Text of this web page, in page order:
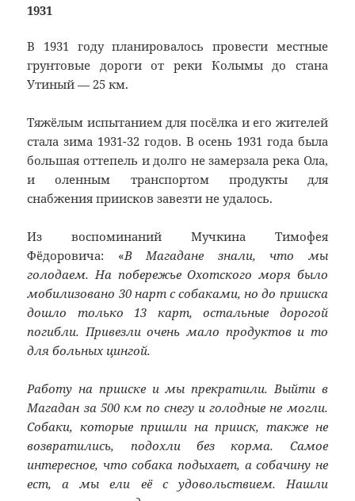
1931
В 1931 году планировалось провести местные
грунтовые дороги от реки Колымы до стана
Утиный — 25 км.
Тяжёлым испытанием для посёлка и его жителей
стала зима 1931-32 годов. В осень 1931 года была
большая оттепель и долго не замерзала река Ола,
и оленным транспортом продукты для
снабжения приисков завезти не удалось.
Из воспоминаний Мучкина Тимофея
Фёдоровича: «В Магадане знали, что мы
голодаем. На побережье Охотского моря было
мобилизовано 30 нарт с собаками, но до прииска
дошло только 13 карт, остальные дорогой
погибли. Привезли очень мало продуктов и то
для больных цингой.
Работу на прииске и мы прекратили. Выйти в
Магадан за 500 км по снегу и голодные не могли.
Собаки, которые пришли на прииск, также не
возвратились, подохли без корма. Самое
интересное, что собака подыхает, а собачину не
ест, а мы ели её с удовольствием. Нашли